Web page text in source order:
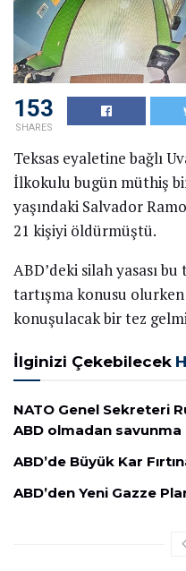
153
SHARES
Teksas eyaletine bağlı
İlkokulu bugün müthiş
yaşındaki Salvador
21 kişiyi öldürmüştü.
ABD’deki silah yasası
tartışma konusu
konuşulacak bir tez
İlginizi Çekebilecek
NATO Genel Sekreteri
ABD olmadan savunma
ABD’de Büyük Kar
ABD’den Yeni Gazze